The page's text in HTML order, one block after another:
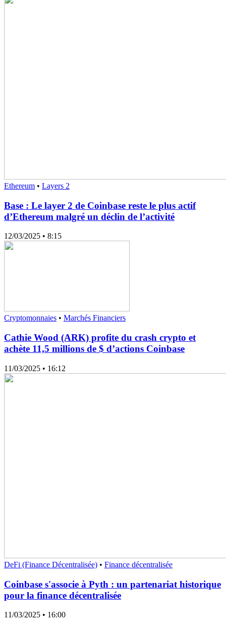
Ethereum • Layers 2
Base : Le layer 2 de Coinbase reste le plus actif
d’Ethereum malgré un déclin de l’activité
12/03/2025 • 8:15
Cryptomonnaies • Marchés Financiers
Cathie Wood (ARK) profite du crash crypto et
achète 11,5 millions de $ d’actions Coinbase
11/03/2025 • 16:12
DeFi (Finance Décentralisée) • Finance décentralisée
Coinbase s'associe à Pyth : un partenariat historique
pour la finance décentralisée
11/03/2025 • 16:00